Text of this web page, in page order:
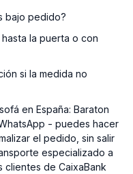
bajo pedido?
la puerta o con
si la medida no
en España: Baraton
- puedes hacer
el pedido, sin salir
especializado a
clientes de CaixaBank